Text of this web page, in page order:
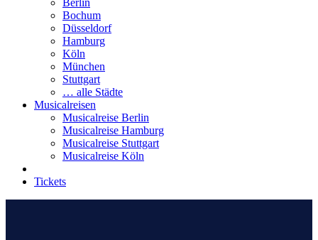
Berlin
Bochum
Düsseldorf
Hamburg
Köln
München
Stuttgart
… alle Städte
Musicalreisen
Musicalreise Berlin
Musicalreise Hamburg
Musicalreise Stuttgart
Musicalreise Köln
Tickets